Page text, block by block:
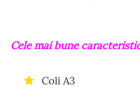
Cele mai bune
Coli A3